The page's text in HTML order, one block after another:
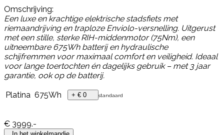
Omschrijving:
Een luxe en krachtige elektrische stadsfiets met
riemaandrijving en traploze Enviolo-versnelling. Uitgerust
met een stille, sterke RIH-middenmotor (75Nm), een
uitneembare 675Wh batterij en hydraulische
schijfremmen voor maximaal comfort en veiligheid. Ideaal
voor lange toertochten én dagelijks gebruik – met 3 jaar
garantie, ook op de batterij.
Platina 675Wh + € 0 standaard
€ 3999.-